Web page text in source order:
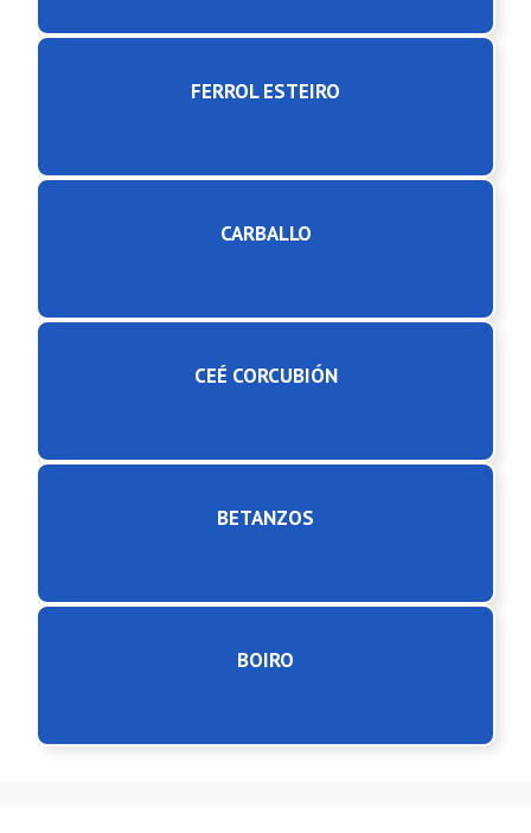
FERROL ESTEIRO
CARBALLO
CEÉ CORCUBIÓN
BETANZOS
BOIRO